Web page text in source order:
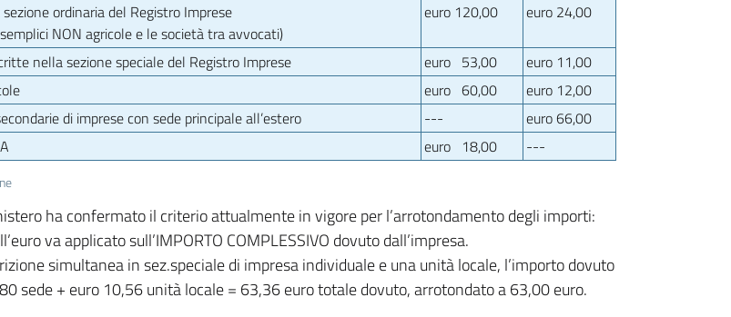
ordinaria del Registro Imprese
NON agricole e le società tra avvocati)
euro 120,00 euro 24,00
nella sezione speciale del Registro Imprese euro 53,00
euro 11,00
euro 60,00
euro 12,00
di imprese con sede principale all’estero
---
euro 66,00
euro 18,00 ---
ha confermato il criterio attualmente in vigore per l’arrotondamento degli importi:
va applicato sull’IMPORTO COMPLESSIVO dovuto dall’impresa.
simultanea in sez.speciale di impresa individuale e una unità locale, l’importo dovuto
sede + euro 10,56 unità locale = 63,36 euro totale dovuto, arrotondato a 63,00 euro.